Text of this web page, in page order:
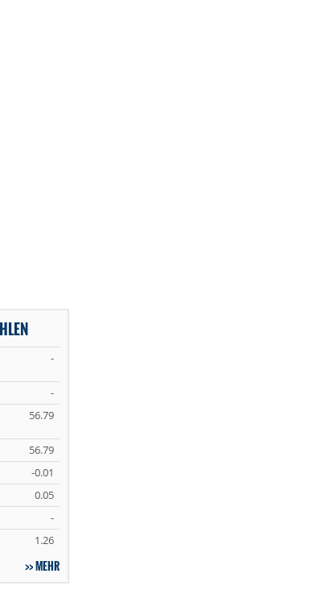
-
-
56.79
56.79
-0.01
0.05
-
1.26
MEHR